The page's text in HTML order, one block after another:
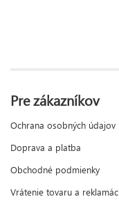
Pre zákazníkov
Ochrana osobných údajov
Doprava a platba
Obchodné podmienky
Vrátenie tovaru a